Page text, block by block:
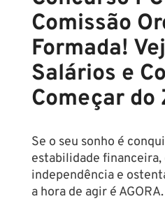
43
Comissão
Formada!
Salários e
Começar do
Se o seu sonho é
estabilidade
independência e
a hora de agir é